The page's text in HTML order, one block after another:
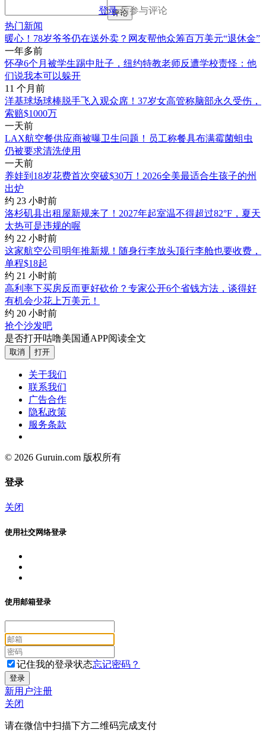
登录后参与评论
评论
热门新闻
暖心！78岁爷爷仍在送外卖？网友帮他众筹百万美元“退休金”
一年多前
怀孕6个月被学生踢中肚子，纽约特教老师反遭学校责怪：他
们说我本可以躲开
11 个月前
洋基球场球棒脱手飞入观众席！37岁女高管称脑部永久受伤，
索赔$1000万
一天前
LAX航空餐供应商被曝卫生问题！员工称餐具布满霉菌蛆虫
仍被要求清洗使用
一天前
养娃到18岁花费首次突破$30万！2026全美最适合生孩子的州
出炉
约 23 小时前
洛杉矶县出租屋新规来了！2027年起室温不得超过82°F，夏天
太热可是违规的喔
约 22 小时前
这家航空公司明年推新规！随身行李放头顶行李舱也要收费，
单程$18起
约 21 小时前
高利率下买房反而更好砍价？专家公开6个省钱方法，谈得好
有机会少花上万美元！
约 20 小时前
抢个沙发吧
是否打开咕噜美国通APP阅读全文
取消 打开
关于我们
联系我们
广告合作
隐私政策
服务条款
© 2026 Guruin.com 版权所有
登录
关闭
使用社交网络登录
使用邮箱登录
记住我的登录状态忘记密码？
新用户注册
关闭
请在微信中扫描下方二维码完成支付